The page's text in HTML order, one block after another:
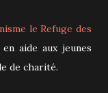
le Refuge des
aide aux jeunes
de charité.